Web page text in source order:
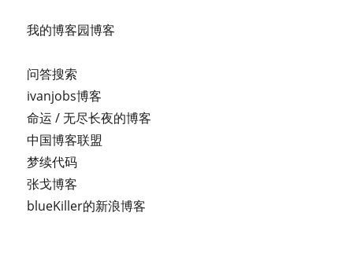
我的博客园博客
问答搜索
ivanjobs博客
命运 / 无尽长夜的博客
中国博客联盟
梦续代码
张戈博客
blueKiller的新浪博客